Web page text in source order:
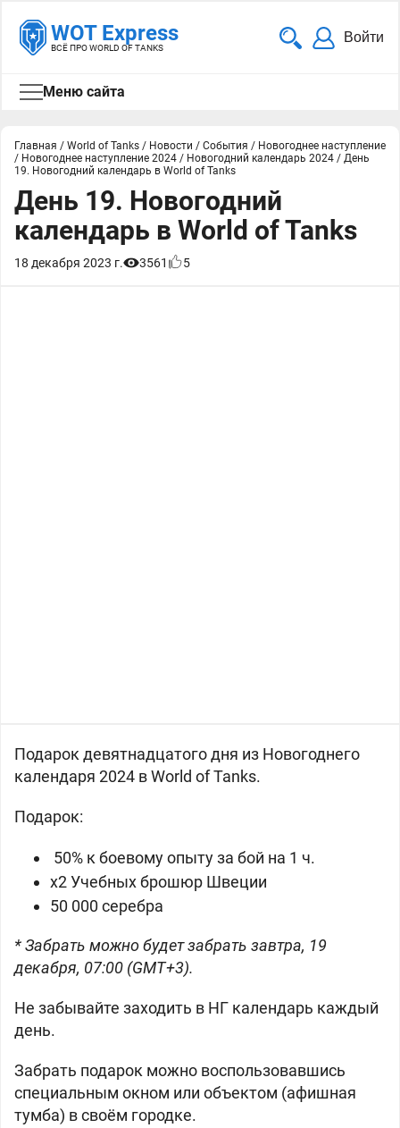
WOT Express
ВСЁ ПРО WORLD OF TANKS
Войти
Меню сайта
Главная / World of Tanks / Новости / События / Новогоднее наступление
/ Новогоднее наступление 2024 / Новогодний календарь 2024 / День
19. Новогодний календарь в World of Tanks
День 19. Новогодний
календарь в World of Tanks
18 декабря 2023 г. 3561 5
Подарок девятнадцатого дня из Новогоднего
календаря 2024 в World of Tanks.
Подарок:
50% к боевому опыту за бой на 1 ч.
x2 Учебных брошюр Швеции
50 000 серебра
* Забрать можно будет забрать завтра, 19
декабря, 07:00 (GMT+3).
Не забывайте заходить в НГ календарь каждый
день.
Забрать подарок можно воспользовавшись
специальным окном или объектом (афишная
тумба) в своём городке.